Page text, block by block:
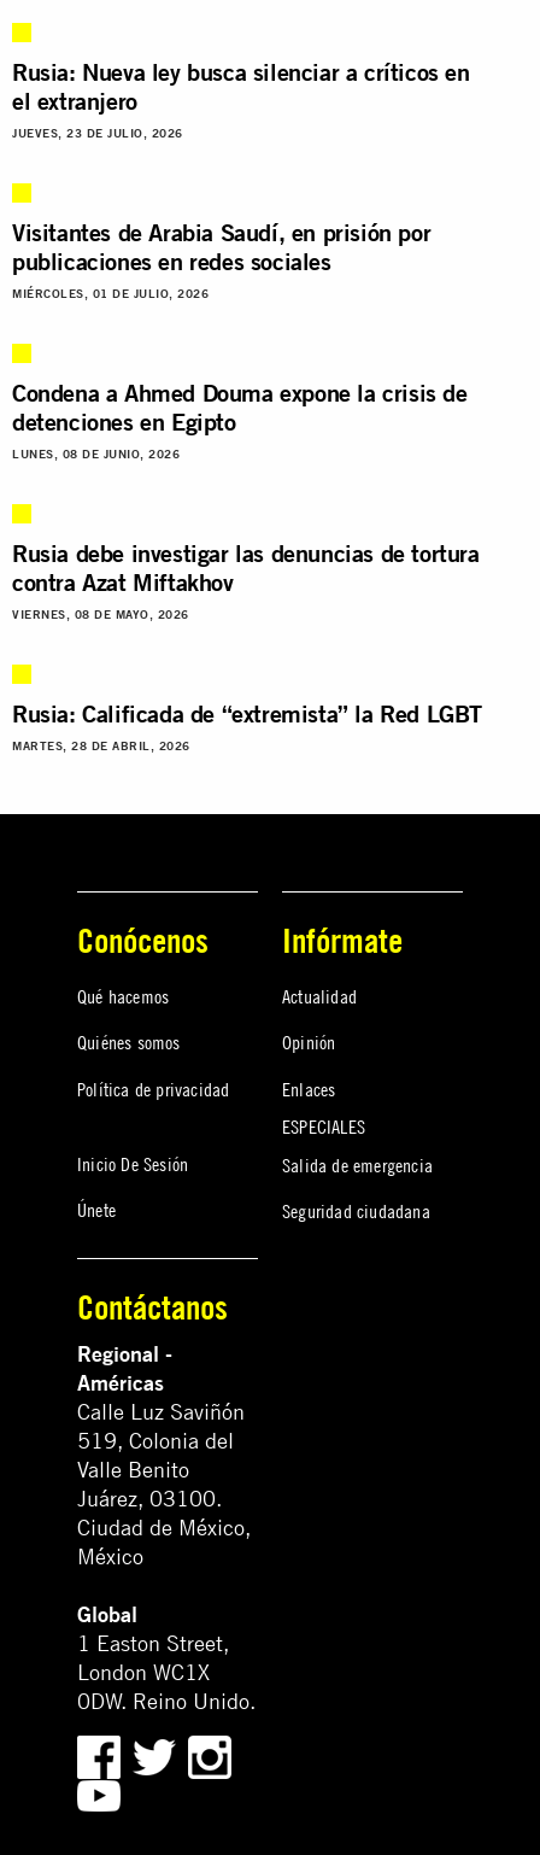
Rusia: Nueva ley busca silenciar a críticos en
el extranjero
JUEVES, 23 DE JULIO, 2026
Visitantes de Arabia Saudí, en prisión por
publicaciones en redes sociales
MIÉRCOLES, 01 DE JULIO, 2026
Condena a Ahmed Douma expone la crisis de
detenciones en Egipto
LUNES, 08 DE JUNIO, 2026
Rusia debe investigar las denuncias de tortura
contra Azat Miftakhov
VIERNES, 08 DE MAYO, 2026
Rusia: Calificada de “extremista” la Red LGBT
MARTES, 28 DE ABRIL, 2026
Conócenos
Qué hacemos
Quiénes somos
Política de privacidad
Inicio De Sesión
Únete
Infórmate
Actualidad
Opinión
Enlaces
ESPECIALES
Salida de emergencia
Seguridad ciudadana
Contáctanos
Regional -
Américas
Calle Luz Saviñón
519, Colonia del
Valle Benito
Juárez, 03100.
Ciudad de México,
México
Global
1 Easton Street,
London WC1X
0DW. Reino Unido.